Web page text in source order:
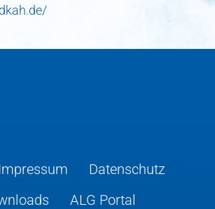
Impressum
Datenschutz
ALG Portal